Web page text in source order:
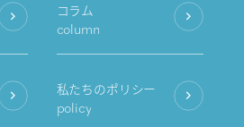
コラム
column
私たちのポリシー
policy